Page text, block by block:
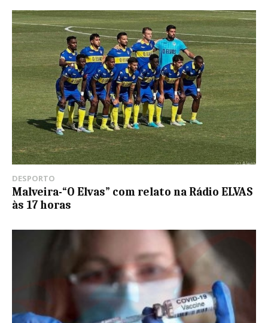
DESPORTO
Malveira-“O Elvas” com relato na Rádio ELVAS
às 17 horas